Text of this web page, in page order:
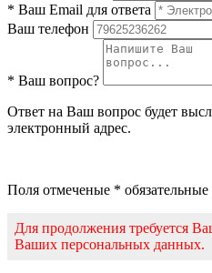
* Ваш Email для ответа
Ваш телефон
* Ваш вопрос?
Ответ на Ваш вопрос будет
электронный адрес.
Поля отмеченые * обязательные
Для продолжения требуется
Ваших персональных данных.